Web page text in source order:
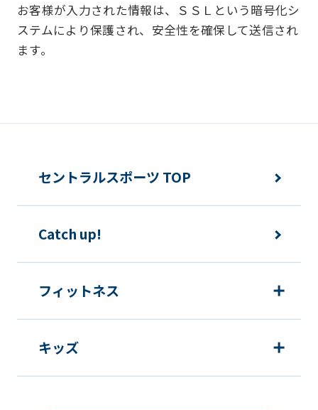
お客様からお預かりした個人情報は、以
下の目的で使用させて頂きます。また、
違法または不当な行為を助長し、または
ご利用上の諸連絡や利用状況の確認の
む）等、新商品・サービスの立案・開
発・実施のため
新商品・サービスやイベント情報を含
個人を特定できないよう加工したうえ
での統計的なデータの作成、活用、公
お客様が入力された情報は、ＳＳＬという暗号化シ
ステムにより保護され、安全性を確保して送信され
ます。
セントラルスポーツ TOP
Catch up!
フィットネス
キッズ